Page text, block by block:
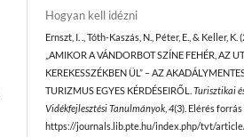
Hogyan kell idézni
Ernszt, I. ., Tóth-Kaszás, N., Péter, E., & Keller, K.
„AMIKOR A VÁNDORBOT SZÍNE FEHÉR, AZ
KEREKESSZÉKBEN ÜL” – AZ
TURIZMUS EGYES KÉRDÉSEIRŐL.Turisztikai
Vidékfejlesztési Tanulmányok ,4(3). Elérés forrás
https://journals.lib.pte.hu/index.php/tvt/